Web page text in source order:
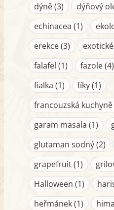
dýně (3)
dýňový
echinacea (1)
erekce (3)
falafel (1)
fazole (4)
fialka (1)
fíky (1)
francouzská kuchyně
garam masala (1)
glutaman sodný (2)
grapefruit (1)
Halloween (1)
heřmánek (1)